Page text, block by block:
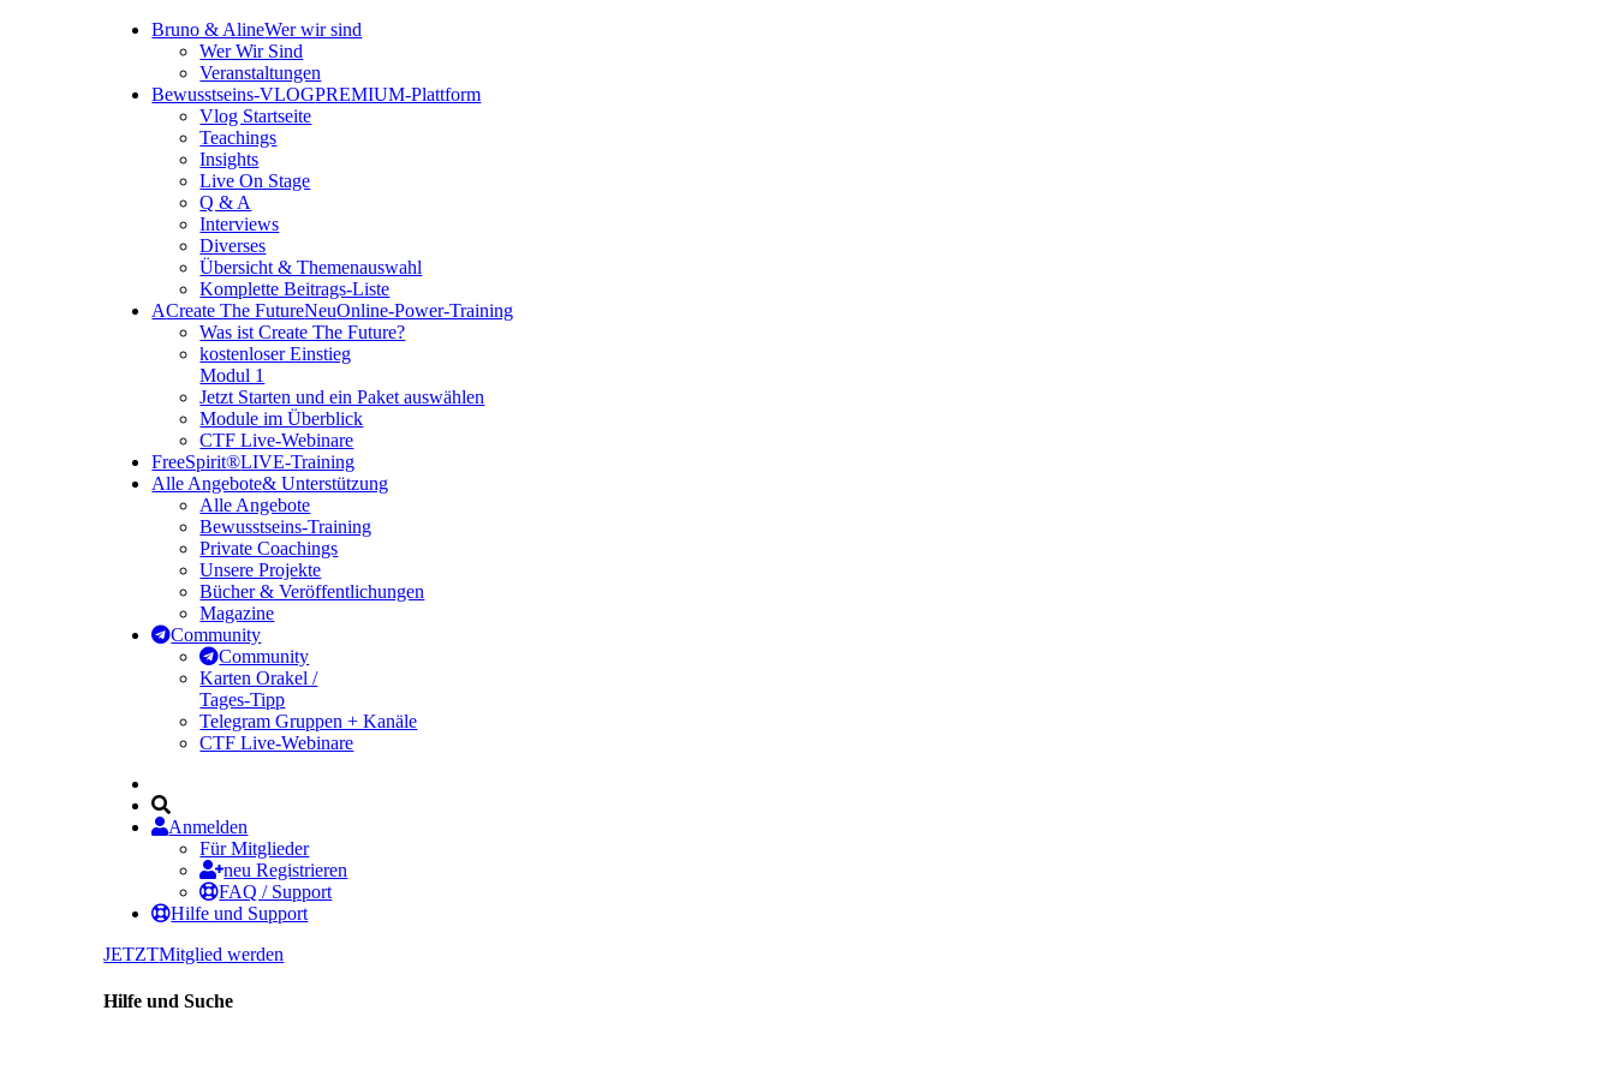
Bruno & AlineWer wir sind
Wer Wir Sind
Veranstaltungen
Bewusstseins-VLOGPREMIUM-Plattform
Vlog Startseite
Teachings
Insights
Live On Stage
Q & A
Interviews
Diverses
Übersicht & Themenauswahl
Komplette Beitrags-Liste
ACreate The FutureNeuOnline-Power-Training
Was ist Create The Future?
kostenloser Einstieg
Modul 1
Jetzt Starten und ein Paket auswählen
Module im Überblick
CTF Live-Webinare
FreeSpirit®LIVE-Training
Alle Angebote& Unterstützung
Alle Angebote
Bewusstseins-Training
Private Coachings
Unsere Projekte
Bücher & Veröffentlichungen
Magazine
Community
Community
Karten Orakel /
Tages-Tipp
Telegram Gruppen + Kanäle
CTF Live-Webinare
Anmelden
Für Mitglieder
neu Registrieren
FAQ / Support
Hilfe und Support
JETZTMitglied werden
Hilfe und Suche